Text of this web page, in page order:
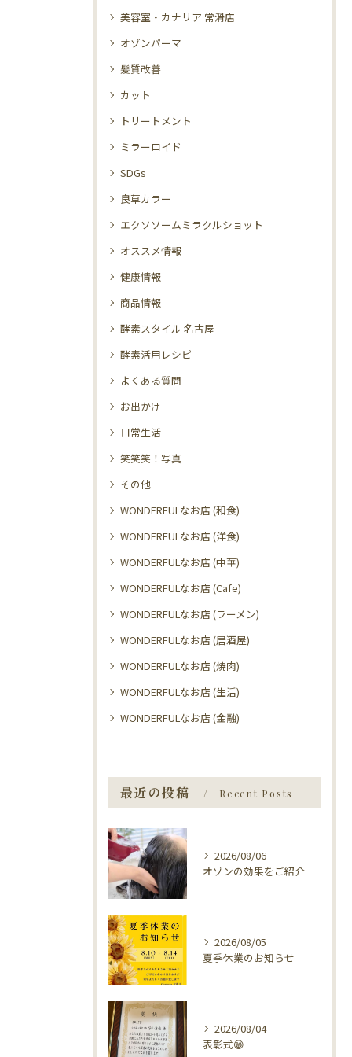
美容室・カナリア 常滑店
オゾンパーマ
髪質改善
カット
トリートメント
ミラーロイド
SDGs
良草カラー
エクソソームミラクルショット
オススメ情報
健康情報
商品情報
酵素スタイル 名古屋
酵素活用レシピ
よくある質問
お出かけ
日常生活
笑笑笑！写真
その他
WONDERFULなお店 (和食)
WONDERFULなお店 (洋食)
WONDERFULなお店 (中華)
WONDERFULなお店 (Cafe)
WONDERFULなお店 (ラーメン)
WONDERFULなお店 (居酒屋)
WONDERFULなお店 (焼肉)
WONDERFULなお店 (生活)
WONDERFULなお店 (金融)
最近の投稿 Recent Posts
2026/08/06
オゾンの効果をご紹介
2026/08/05
夏季休業のお知らせ
2026/08/04
表彰式😁